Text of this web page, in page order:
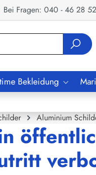
Fragen: 040 - 46 28 52
Bekleidung
Aluminium